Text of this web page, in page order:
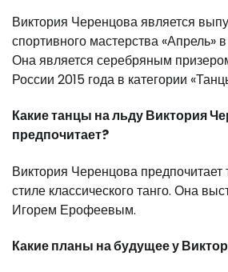
Виктория Черенцова является
спортивного мастерства «Апрель»
Она является серебряным
России 2015 года в категории
Какие танцы на льду Виктория
предпочитает?
Виктория Черенцова предпочитает
стиле классического танго. Она
Игорем Ерофеевым.
Какие планы на будущее у